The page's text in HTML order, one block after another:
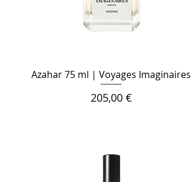
Azahar 75 ml | Voyages Imaginaires
Цена
205,00 €